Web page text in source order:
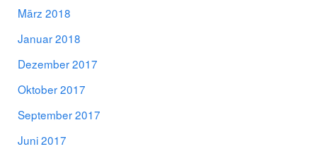
März 2018
Januar 2018
Dezember 2017
Oktober 2017
September 2017
Juni 2017